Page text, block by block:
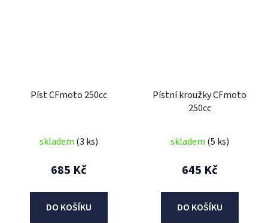
Píst CFmoto 250cc
skladem (3 ks)
685 Kč
DO KOŠÍKU
Pístní kroužky CFmoto
250cc
skladem (5 ks)
645 Kč
DO KOŠÍKU